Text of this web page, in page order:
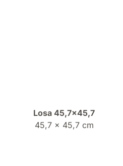
Losa 45,7×45,7
45,7 x 45,7 cm